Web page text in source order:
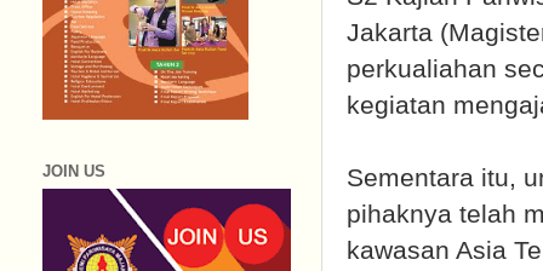
Jakarta
perkualiahan
kegiatan
Sementara itu,
pihaknya telah
kawasan Asia
JOIN US